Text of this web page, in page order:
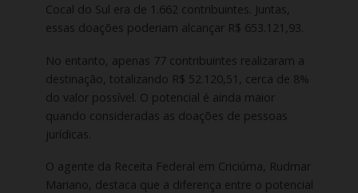
Cocal do Sul era de 1.662 contribuintes. Juntas,
essas doações poderiam alcançar R$ 653.121,93.
No entanto, apenas 77 contribuintes realizaram a
destinação, totalizando R$ 52.120,51, cerca de 8%
do valor possível. O potencial é ainda maior
quando consideradas as doações de pessoas
jurídicas.
O agente da Receita Federal em Criciúma, Rudmar
Mariano, destaca que a diferença entre o potencial